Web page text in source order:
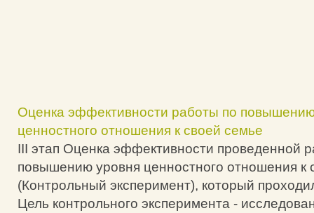
Оценка эффективности работы по
ценностного отношения к своей семье
III этап Оценка эффективности проведенной
повышению уровня ценностного отношения к
(Контрольный эксперимент), который
Цель контрольного эксперимента -